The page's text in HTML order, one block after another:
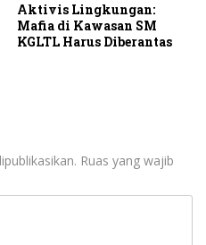
Aktivis Lingkungan:
Mafia di Kawasan SM
KGLTL Harus Diberantas
Ruas yang wajib